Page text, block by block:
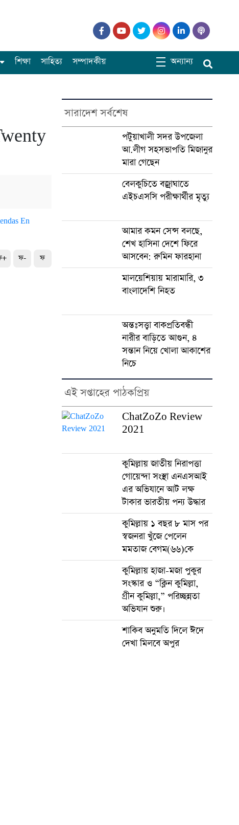
শিক্ষা সাহিত্য সম্পাদকীয় অন্যান্য
ফ- ফ
সারাদেশ সর্বশেষ
পটুয়াখালী সদর উপজেলা
আ.লীগ সহসভাপতি মিজানুর
মারা গেছেন
বেলকুচিতে বজ্রাঘাতে
এইচএসসি পরীক্ষার্থীর মৃত্যু
আমার কমন সেন্স বলছে,
শেখ হাসিনা দেশে ফিরে
আসবেন: রুমিন ফারহানা
মালয়েশিয়ায় মারামারি, ৩
বাংলাদেশি নিহত
অন্তঃসত্ত্বা বাকপ্রতিবন্ধী
নারীর বাড়িতে আগুন, ৪
সন্তান নিয়ে খোলা আকাশের
নিচে
এই সপ্তাহের পাঠকপ্রিয়
ChatZoZo Review
2021
কুমিল্লায় জাতীয় নিরাপত্তা
গোয়েন্দা সংস্থা এনএসআই
এর অভিযানে আট লক্ষ
টাকার ভারতীয় পন্য উদ্ধার
কুমিল্লায় ১ বছর ৮ মাস পর
স্বজনরা খুঁজে পেলেন
মমতাজ বেগম(৬৬)কে
কুমিল্লায় হাজা-মজা পুকুর
সংস্কার ও “ক্লিন কুমিল্লা,
গ্রীন কুমিল্লা,” পরিচ্ছন্নতা
অভিযান শুরু।
শাকিব অনুমতি দিলে ঈদে
দেখা মিলবে অপুর